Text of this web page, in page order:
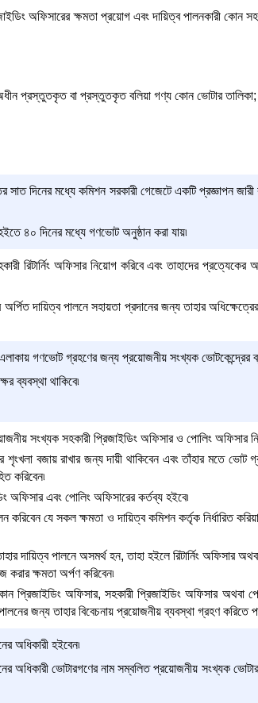
অফিসারের ক্ষমতা প্রয়োগ এবং দায়িত্ব পালনকারী কোন
প্রস্তুতকৃত বা প্রস্তুতকৃত বলিয়া গণ্য কোন ভোটার তালিকা;
সাত দিনের মধ্যে কমিশন সরকারী গেজেটে একটি প্রজ্ঞাপন
৪০ দিনের মধ্যে গণভোট অনুষ্ঠান করা যায়৷
অফিসার নিয়োগ করিবে এবং তাহাদের প্রত্যেকের
দায়িত্ব পালনে সহায়তা প্রদানের জন্য তাহার
এলাকায় গণভোট গ্রহণের জন্য প্রয়োজনীয় সংখ্যক ভোটকেন্দ্রের
ব্যবস্থা থাকিবে৷
সংখ্যক সহকারী প্রিজাইডিং অফিসার ও পোলিং অফিসার
বজায় রাখার জন্য দায়ী থাকিবেন এবং তাঁহার মতে ভোট
করিবেন৷
অফিসার এবং পোলিং অফিসারের কর্তব্য হইবে৷
যে সকল ক্ষমতা ও দায়িত্ব কমিশন কর্তৃক নির্ধারিত
পালনে অসমর্থ হন, তাহা হইলে রিটার্নিং অফিসার অথবা
ক্ষমতা অর্পণ করিবেন৷
প্রিজাইডিং অফিসার, সহকারী প্রিজাইডিং অফিসার অথবা
জন্য তাহার বিবেচনায় প্রয়োজনীয় ব্যবস্থা গ্রহণ করিতে
অধিকারী হইবেন৷
অধিকারী ভোটারগণের নাম সম্বলিত প্রয়োজনীয় সংখ্যক